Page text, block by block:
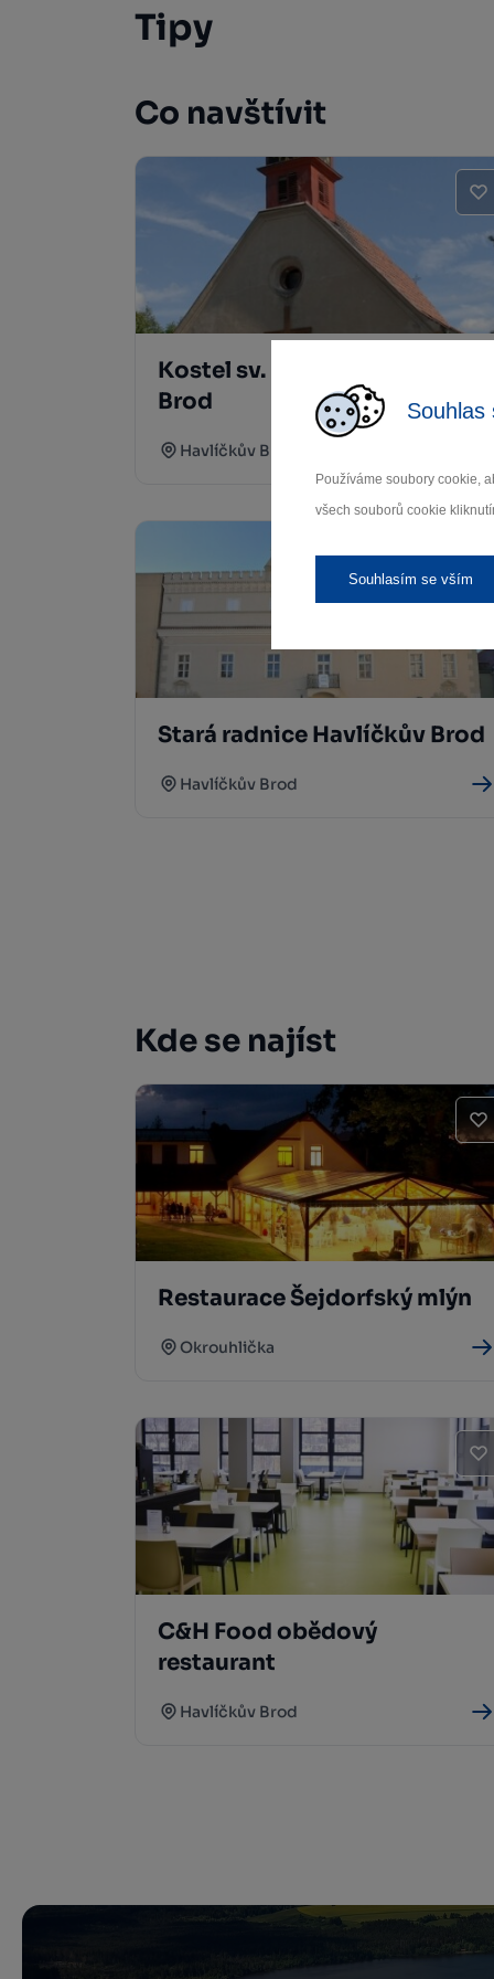
Souhlas
Používáme soubory cookie,
všech souborů cookie
Souhlasím se vším
Tipy
Co navštívit
Kostel sv. Kateřiny Havlíčkův
Brod
Havlíčkův Brod
Stará radnice Havlíčkův Brod
Havlíčkův Brod
Kde se najíst
Restaurace Šejdorfský mlýn
Okrouhlička
C&H Food obědový
restaurant
Havlíčkův Brod